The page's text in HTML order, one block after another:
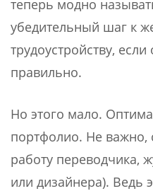
теперь модно
убедительный шаг к
трудоустройству,
правильно.
Но этого мало.
портфолио. Не важно,
работу переводчика,
или дизайнера). Ведь